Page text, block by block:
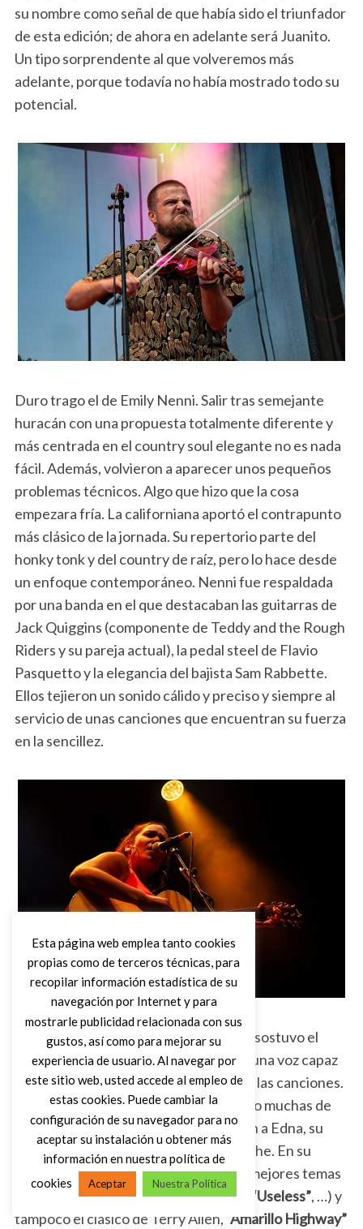
su nombre como señal de que había sido el triunfador
de esta edición; de ahora en adelante será Juanito.
Un tipo sorprendente al que volveremos más
adelante, porque todavía no había mostrado todo su
potencial.
Duro trago el de Emily Nenni. Salir tras semejante
huracán con una propuesta totalmente diferente y
más centrada en el country soul elegante no es nada
fácil. Además, volvieron a aparecer unos pequeños
problemas técnicos. Algo que hizo que la cosa
empezara fría. La californiana aportó el contrapunto
más clásico de la jornada. Su repertorio parte del
honky tonk y del country de raíz, pero lo hace desde
un enfoque contemporáneo. Nenni fue respaldada
por una banda en el que destacaban las guitarras de
Jack Quiggins (componente de Teddy and the Rough
Riders y su pareja actual), la pedal steel de Flavio
Pasquetto y la elegancia del bajista Sam Rabbette.
Ellos tejieron un sonido cálido y preciso y siempre al
servicio de unas canciones que encuentran su fuerza
en la sencillez.
Sin recurrir a grandes recursos, Nenni sostuvo el
concierto con una presencia serena y una voz capaz
de dotar de profundidad a cada una de las canciones.
Además, fue muy cercana, comentando muchas de
sus canciones y dedicando una canción a Edna, su
perra, que cumplía nueve años esa noche. En su
repertorio no faltaron algunas de sus mejores temas
“Don’t Wanna Cry” ,“On The Ranch” “Useless”, …) y
tampoco el clásico de Terry Allen, “Amarillo Highway”
Esta página web emplea tanto cookies
propias como de terceros técnicas, para
recopilar información estadística de su
navegación por Internet y para
mostrarle publicidad relacionada con sus
gustos, así como para mejorar su
experiencia de usuario. Al navegar por
este sitio web, usted accede al empleo de
estas cookies. Puede cambiar la
configuración de su navegador para no
aceptar su instalación u obtener más
información en nuestra política de
cookies
Aceptar Nuestra Política